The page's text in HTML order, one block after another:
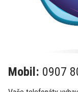
Mobil: 0907